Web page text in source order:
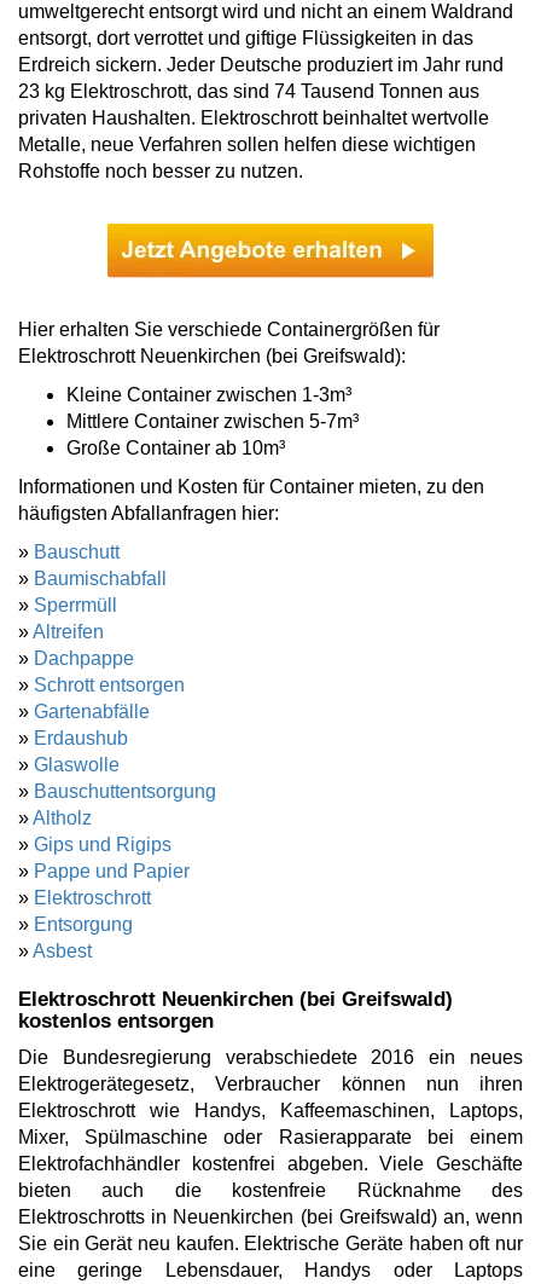
umweltgerecht entsorgt wird und nicht an einem Waldrand
entsorgt, dort verrottet und giftige Flüssigkeiten in das
Erdreich sickern. Jeder Deutsche produziert im Jahr rund
23 kg Elektroschrott, das sind 74 Tausend Tonnen aus
privaten Haushalten. Elektroschrott beinhaltet wertvolle
Metalle, neue Verfahren sollen helfen diese wichtigen
Rohstoffe noch besser zu nutzen.
Hier erhalten Sie verschiede Containergrößen für
Elektroschrott Neuenkirchen (bei Greifswald):
Kleine Container zwischen 1-3m³
Mittlere Container zwischen 5-7m³
Große Container ab 10m³
Informationen und Kosten für Container mieten, zu den
häufigsten Abfallanfragen hier:
» Bauschutt
» Baumischabfall
» Sperrmüll
»Altreifen
» Dachpappe
» Schrott entsorgen
» Gartenabfälle
» Erdaushub
» Glaswolle
» Bauschuttentsorgung
»Altholz
» Gips und Rigips
» Pappe und Papier
» Elektroschrott
» Entsorgung
»Asbest
Elektroschrott Neuenkirchen (bei Greifswald)
kostenlos entsorgen
Die Bundesregierung verabschiedete 2016 ein neues
Elektrogerätegesetz, Verbraucher können nun ihren
Elektroschrott wie Handys, Kaffeemaschinen, Laptops,
Mixer, Spülmaschine oder Rasierapparate bei einem
Elektrofachhändler kostenfrei abgeben. Viele Geschäfte
bieten auch die kostenfreie Rücknahme des
Elektroschrotts in Neuenkirchen (bei Greifswald) an, wenn
Sie ein Gerät neu kaufen. Elektrische Geräte haben oft nur
eine geringe Lebensdauer, Handys oder Laptops